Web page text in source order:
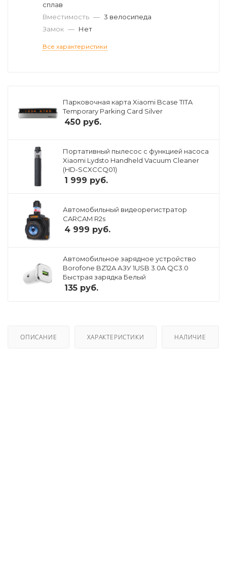
сплав
Вместимость — 3 велосипеда
Замок — Нет
Все характеристики
Парковочная карта Xiaomi Bcase TITA
Temporary Parking Card Silver
450 руб.
Портативный пылесос с функцией насоса
Xiaomi Lydsto Handheld Vacuum Cleaner
(HD-SCXCCQ01)
1 999 руб.
Автомобильный видеорегистратор
CARCAM R2s
4 999 руб.
Автомобильное зарядное устройство
Borofone BZ12A АЗУ 1USB 3.0A QC3.0
Быстрая зарядка Белый
135 руб.
ОПИСАНИЕ ХАРАКТЕРИСТИКИ НАЛИЧИЕ